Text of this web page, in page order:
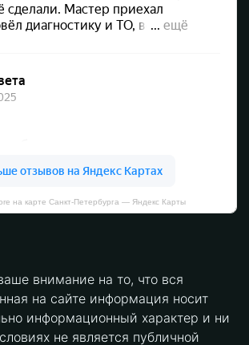
на карте Санкт‑Петербурга — Яндекс Карты
внимание на то, что вся
на сайте информация носит
информационный характер и ни
не является публичной